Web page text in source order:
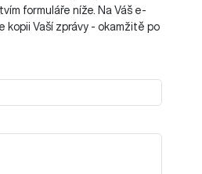
formuláře níže. Na Váš e-
kopii Vaší zprávy - okamžitě po